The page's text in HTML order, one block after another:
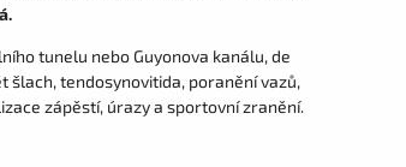
tunelu nebo Guyonova kanálu, de
šlach, tendosynovitida, poranění vazů,
zápěstí, úrazy a sportovní zranění.